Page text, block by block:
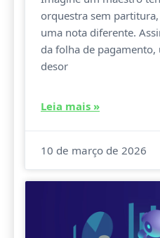
orquestra sem
uma nota diferente.
da folha de
desor
Leia mais »
10 de março de 2026